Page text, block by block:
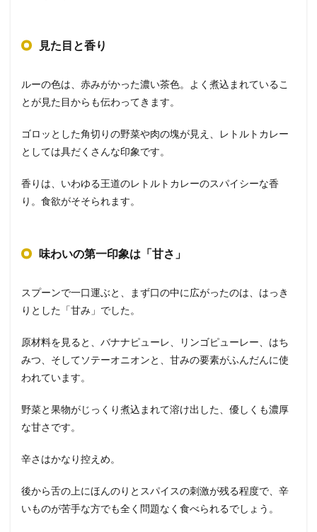
見た目と香り
ルーの色は、赤みがかった濃い茶色。よく煮込まれているこ
とが見た目からも伝わってきます。
ゴロッとした角切りの野菜や肉の塊が見え、レトルトカレー
としては具だくさんな印象です。
香りは、いわゆる王道のレトルトカレーのスパイシーな香
り。食欲がそそられます。
味わいの第一印象は「甘さ」
スプーンで一口運ぶと、まず口の中に広がったのは、はっき
りとした「甘み」でした。
原材料を見ると、バナナピューレ、リンゴピューレー、はち
みつ、そしてソテーオニオンと、甘みの要素がふんだんに使
われています。
野菜と果物がじっくり煮込まれて溶け出した、優しくも濃厚
な甘さです。
辛さはかなり控えめ。
後から舌の上にほんのりとスパイスの刺激が残る程度で、辛
いものが苦手な方でも全く問題なく食べられるでしょう。